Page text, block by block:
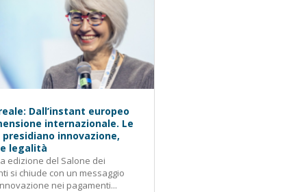
Dall’instant europeo
internazionale. Le
presidiano innovazione,
legalità
edizione del Salone dei
si chiude con un messaggio
nei pagamenti...